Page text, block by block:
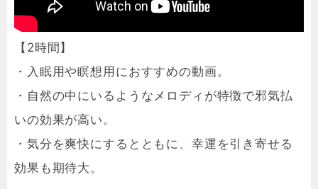
【2時間】
・入眠用や瞑想用におすすめの動画。
・自然の中にいるようなメロディが特徴で邪気払
いの効果が高い。
・気分を爽快にするとともに、幸運を引き寄せる
効果も期待大。